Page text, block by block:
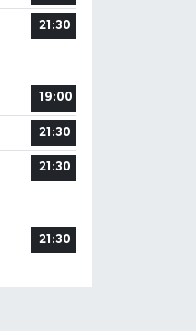
21:30
19:00
21:30
21:30
21:30